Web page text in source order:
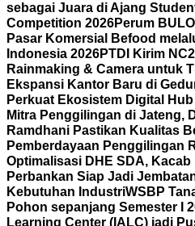
sebagai Juara di Ajang
Competition 2026Perum
Pasar Komersial Befood
Indonesia 2026PTDI Kirim
Rainmaking & Camera untuk
Ekspansi Kantor Baru di
Perkuat Ekosistem Digital
Mitra Penggilingan di Jateng,
Ramdhani Pastikan Kualitas
Pemberdayaan Penggilingan
Optimalisasi DHE SDA,
Perbankan Siap Jadi
Kebutuhan IndustriWSBP
Pohon sepanjang Semester I
Learning Center (IALC) jadi